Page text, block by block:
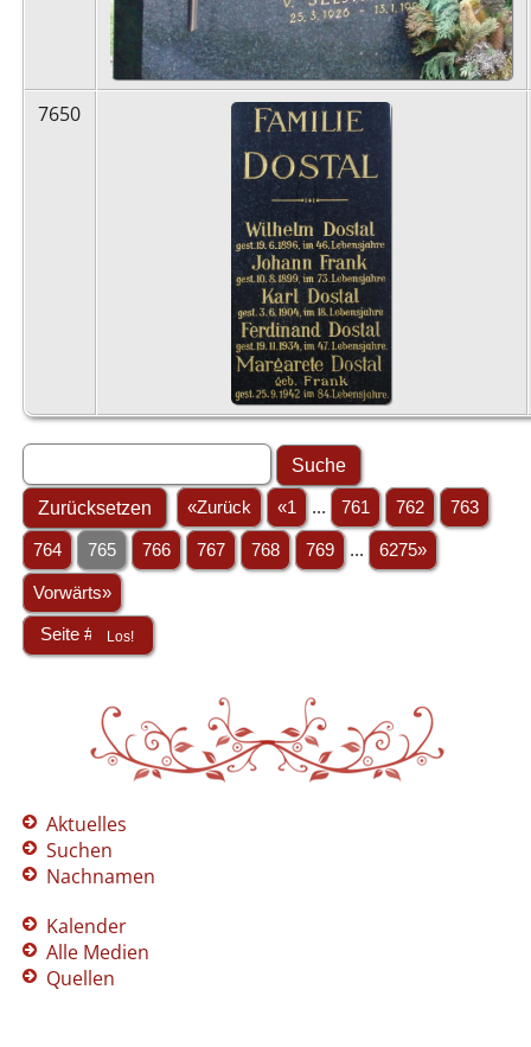
7650
«Zurück «1 ... 761 762 763
764 765 766 767 768 769 ... 6275»
Vorwärts»
Aktuelles
Suchen
Nachnamen
Kalender
Alle Medien
Quellen